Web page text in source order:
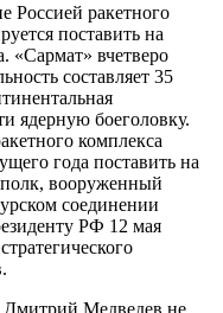
Россией ракетного
поставить на
«Сармат» вчетверо
составляет 35
ядерную боеголовку.
комплекса
года поставить на
вооруженный
соединении
РФ 12 мая
Дмитрий Медведев не